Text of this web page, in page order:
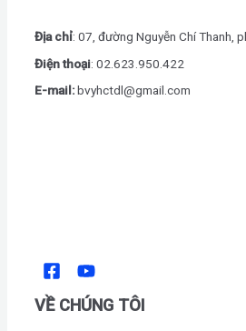
Địa chỉ: 07, đường Nguyễn Chí Thanh,
Điện thoại: 02.623.950.422
E-mail:bvyhctdl@gmail.com
VỀ CHÚNG TÔI